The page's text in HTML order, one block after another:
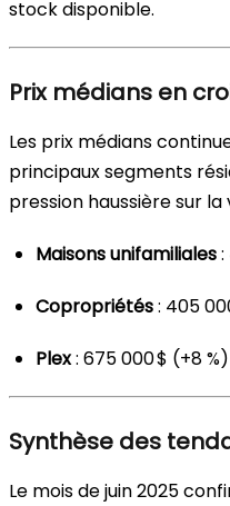
stock disponible.
Prix médians en
Les prix médians
principaux segments
pression haussière sur
Maisons unifamiliales
Copropriétés: 405
Plex: 675 000 $ (+8 %)
Synthèse des
Le mois de juin 2025